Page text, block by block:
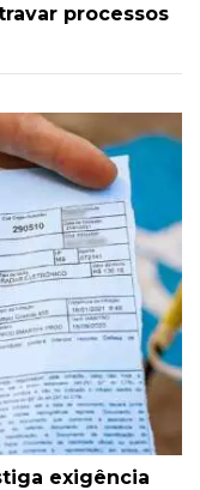
processos
exigência